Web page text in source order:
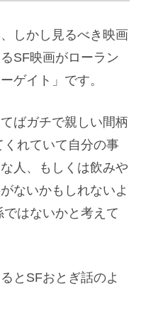
しかし見るべき映画
SF映画がローラン
ゲイト」です。
ばガチで親しい間柄
れていて自分の事
人、もしくは飲みや
ないかもしれないよ
はないかと考えて
とSFおとぎ話のよ